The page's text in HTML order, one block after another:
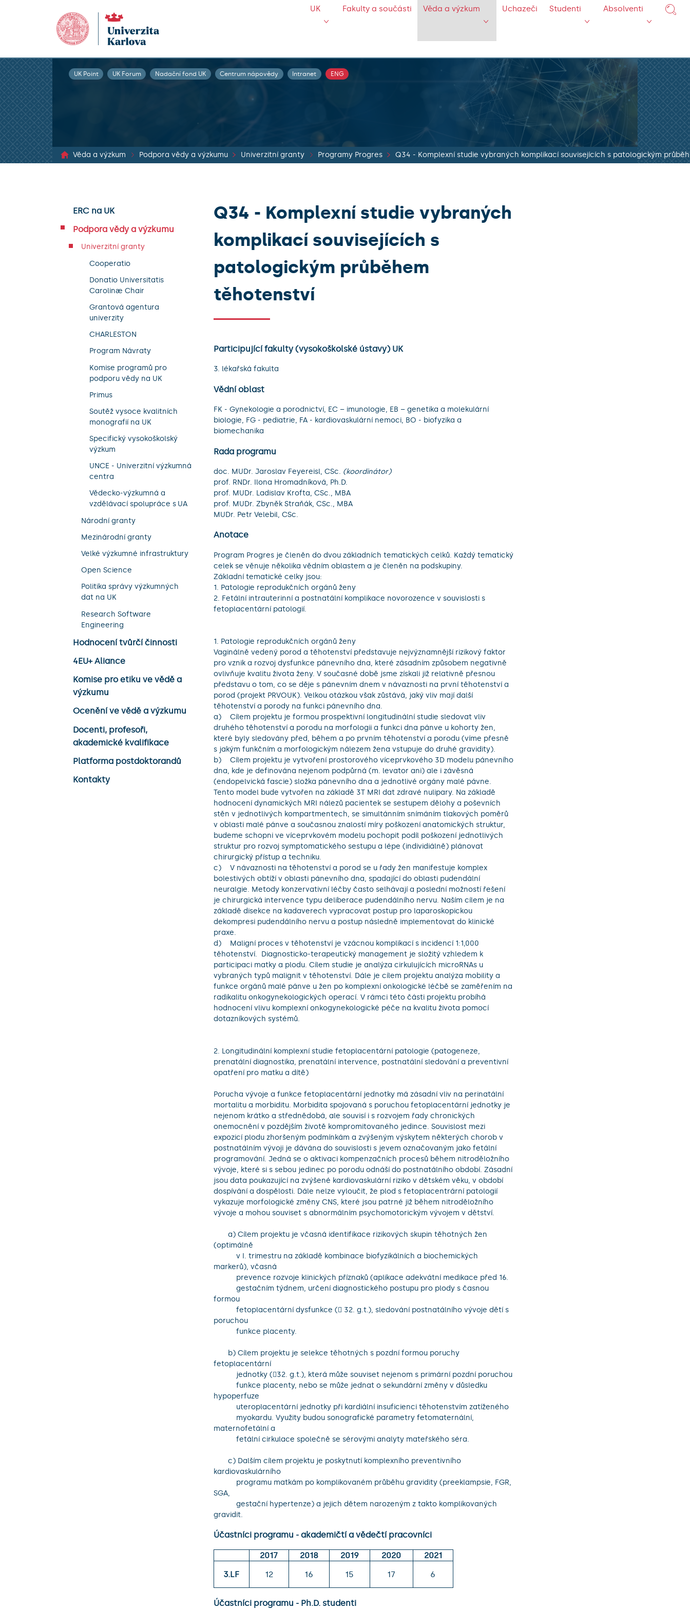
UK Fakulty a součásti Věda a výzkum Uchazeči Studenti Absolventi
UK Point UK Forum Nadační fond UK Centrum nápovědy Intranet ENG
Věda a výzkum Podpora vědy a výzkumu Univerzitní granty Programy Progres Q34 - Komplexní studie vybraných komplikací souvisejících s patologickým
ERC na UK
Podpora vědy a výzkumu
Univerzitní granty
Cooperatio
Donatio Universitatis
Carolinæ Chair
Grantová agentura
univerzity
CHARLESTON
Program Návraty
Komise programů pro
podporu vědy na UK
Primus
Soutěž vysoce kvalitních
monografií na UK
Specifický vysokoškolský
výzkum
UNCE - Univerzitní výzkumná
centra
Vědecko-výzkumná a
vzdělávací spolupráce s UA
Národní granty
Mezinárodní granty
Velké výzkumné infrastruktury
Open Science
Politika správy výzkumných
dat na UK
Research Software
Engineering
Hodnocení tvůrčí činnosti
4EU+ Aliance
Komise pro etiku ve vědě a
výzkumu
Ocenění ve vědě a výzkumu
Docenti, profesoři,
akademické kvalifikace
Platforma postdoktorandů
Kontakty
Q34 - Komplexní studie vybraných
komplikací souvisejících s
patologickým průběhem
těhotenství
Participující fakulty (vysokoškolské ústavy) UK
3. lékařská fakulta
Vědní oblast
FK - Gynekologie a porodnictví, EC – imunologie, EB – genetika a molekulární
biologie, FG - pediatrie, FA - kardiovaskulární nemoci, BO - biofyzika a
biomechanika
Rada programu
doc. MUDr. Jaroslav Feyereisl, CSc. (koordinátor)
prof. RNDr. Ilona Hromadníková, Ph.D.
prof. MUDr. Ladislav Krofta, CSc., MBA
prof. MUDr. Zbyněk Straňák, CSc., MBA
MUDr. Petr Velebil, CSc.
Anotace
Program Progres je členěn do dvou základních tematických celků. Každý tematický
celek se věnuje několika vědním oblastem a je členěn na podskupiny.
Základní tematické celky jsou:
1. Patologie reprodukčních orgánů ženy
2. Fetální intrauterinní a postnatální komplikace novorozence v souvislosti s
fetoplacentární patologií.
1. Patologie reprodukčních orgánů ženy
Vaginálně vedený porod a těhotenství představuje nejvýznamnější rizikový faktor
pro vznik a rozvoj dysfunkce pánevního dna, které zásadním způsobem negativně
ovlivňuje kvalitu života ženy. V současné době jsme získali již relativně přesnou
představu o tom, co se děje s pánevním dnem v návaznosti na první těhotenství a
porod (projekt PRVOUK). Velkou otázkou však zůstává, jaký vliv mají další
těhotenství a porody na funkci pánevního dna.
a)	Cílem projektu je formou prospektivní longitudinální studie sledovat vliv
druhého těhotenství a porodu na morfologii a funkci dna pánve u kohorty žen,
které byly sledovány před, během a po prvním těhotenství a porodu (víme přesně
s jakým funkčním a morfologickým nálezem žena vstupuje do druhé gravidity).
b)	Cílem projektu je vytvoření prostorového víceprvkového 3D modelu pánevního
dna, kde je definována nejenom podpůrná (m. levator ani) ale i závěsná
(endopelvická fascie) složka pánevního dna a jednotlivé orgány malé pávne.
Tento model bude vytvořen na základě 3T MRI dat zdravé nulipary. Na základě
hodnocení dynamických MRI nálezů pacientek se sestupem dělohy a poševních
stěn v jednotlivých kompartmentech, se simultánním snímáním tlakových poměrů
v oblasti malé pánve a současnou znalostí míry poškození anatomických struktur,
budeme schopni ve víceprvkovém modelu pochopit podíl poškození jednotlivých
struktur pro rozvoj symptomatického sestupu a lépe (individiálně) plánovat
chirurgický přístup a techniku.
c)	V návaznosti na těhotenství a porod se u řady žen manifestuje komplex
bolestivých obtíží v oblasti pánevního dna, spadající do oblasti pudendální
neuralgie. Metody konzervativní léčby často selhávají a poslední možností řešení
je chirurgická intervence typu deliberace pudendálního nervu. Naším cílem je na
základě disekce na kadaverech vypracovat postup pro laparoskopickou
dekompresi pudendálního nervu a postup následně implementovat do klinické
praxe.
d)	Maligní proces v těhotenství je vzácnou komplikací s incidencí 1:1,000
těhotenství.  Diagnosticko-terapeutický management je složitý vzhledem k
participaci matky a plodu. Cílem studie je analýza cirkulujících microRNAs u
vybraných typů malignit v těhotenství. Dále je cílem projektu analýza mobility a
funkce orgánů malé pánve u žen po komplexní onkologické léčbě se zaměřením na
radikalitu onkogynekologických operací. V rámci této části projektu probíhá
hodnocení vlivu komplexní onkogynekologické péče na kvalitu života pomocí
dotazníkových systémů.
2. Longitudinální komplexní studie fetoplacentární patologie (patogeneze,
prenatální diagnostika, prenatální intervence, postnatální sledování a preventivní
opatření pro matku a dítě)
Porucha vývoje a funkce fetoplacentární jednotky má zásadní vliv na perinatální
mortalitu a morbiditu. Morbidita spojovaná s poruchou fetoplacentární jednotky je
nejenom krátko a střednědobá, ale souvisí i s rozvojem řady chronických
onemocnění v pozdějším životě kompromitovaného jedince. Souvislost mezi
expozicí plodu zhoršeným podmínkám a zvýšeným výskytem některých chorob v
postnatálním vývoji je dávána do souvislosti s jevem označovaným jako fetální
programování. Jedná se o aktivaci kompenzačních procesů během nitroděložního
vývoje, které si s sebou jedinec po porodu odnáší do postnatálního období. Zásadní
jsou data poukazující na zvýšené kardiovaskulární riziko v dětském věku, v období
dospívání a dospělosti. Dále nelze vyloučit, že plod s fetoplacentrární patologií
vykazuje morfologické změny CNS, které jsou patrné již během nitroděložního
vývoje a mohou souviset s abnormálním psychomotorickým vývojem v dětství.
(optimálně
markerů), včasná
formou
poruchou
fetoplacentární
hypoperfuze
maternofetální a
kardiovaskulárního
SGA,
gravidit.
Účastníci programu - akademičtí a vědečtí pracovníci
2017 2018 2019 2020
2021
3.LF
12 16 15 17 6
Účastníci programu - Ph.D. studenti